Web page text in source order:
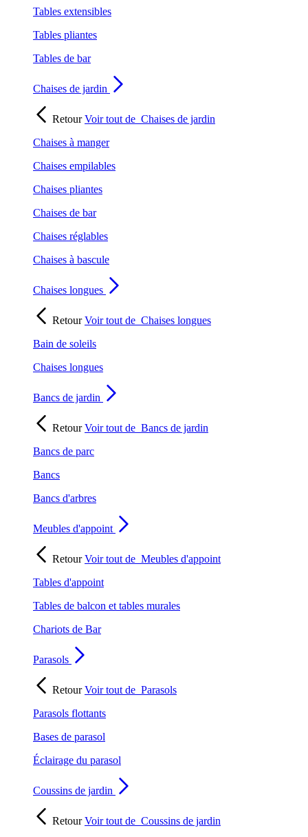
Tables extensibles
Tables pliantes
Tables de bar
Chaises de jardin
RetourVoir tout de Chaises de jardin
Chaises à manger
Chaises empilables
Chaises pliantes
Chaises de bar
Chaises réglables
Chaises à bascule
Chaises longues
RetourVoir tout de Chaises longues
Bain de soleils
Chaises longues
Bancs de jardin
RetourVoir tout de Bancs de jardin
Bancs de parc
Bancs
Bancs d'arbres
Meubles d'appoint
RetourVoir tout de Meubles d'appoint
Tables d'appoint
Tables de balcon et tables murales
Chariots de Bar
Parasols
RetourVoir tout de Parasols
Parasols flottants
Bases de parasol
Éclairage du parasol
Coussins de jardin
RetourVoir tout de Coussins de jardin